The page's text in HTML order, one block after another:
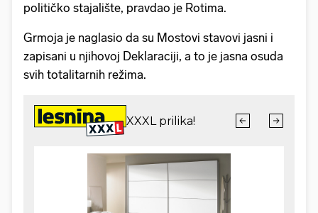
političko stajalište, pravdao je Rotima.
Grmoja je naglasio da su Mostovi stavovi jasni i
zapisani u njihovoj Deklaraciji, a to je jasna osuda
svih totalitarnih režima.